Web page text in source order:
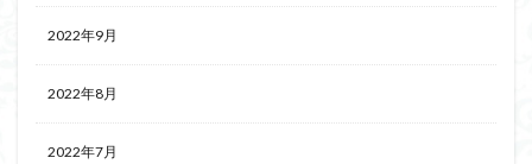
2022年9月
2022年8月
2022年7月